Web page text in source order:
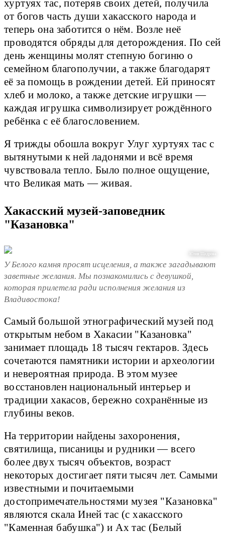
хуртуях тас, потеряв своих детей, получила
от богов часть души хакасского народа и
теперь она заботится о нём. Возле неё
проводятся обряды для деторождения. По сей
день женщины молят степную богиню о
семейном благополучии, а также благодарят
её за помощь в рождении детей. Ей приносят
хлеб и молоко, а также детские игрушки —
каждая игрушка символизирует рождённого
ребёнка с её благословением.
Я трижды обошла вокруг Улуг хуртуях тас с
вытянутыми к ней ладонями и всё время
чувствовала тепло. Было полное ощущение,
что Великая мать — живая.
Хакасский музей-заповедник
"Казановка"
Юлия Щедрова
У Белого камня просят исцеления, а также загадывают
заветные желания. Мы познакомились с девушкой,
которая прилетела ради исполнения желания из
Владивостока!
Самый большой этнографический музей под
открытым небом в Хакасии "Казановка"
занимает площадь 18 тысяч гектаров. Здесь
сочетаются памятники истории и археологии
и невероятная природа. В этом музее
восстановлен национальный интерьер и
традиции хакасов, бережно сохранённые из
глубины веков.
На территории найдены захоронения,
святилища, писаницы и рудники — всего
более двух тысяч объектов, возраст
некоторых достигает пяти тысяч лет. Самыми
известными и почитаемыми
достопримечательностями музея "Казановка"
являются скала Иней тас (с хакасского
"Каменная бабушка") и Ах тас (Белый